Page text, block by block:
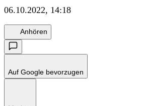
06.10.2022, 14:18
Anhören
Auf Google bevorzugen